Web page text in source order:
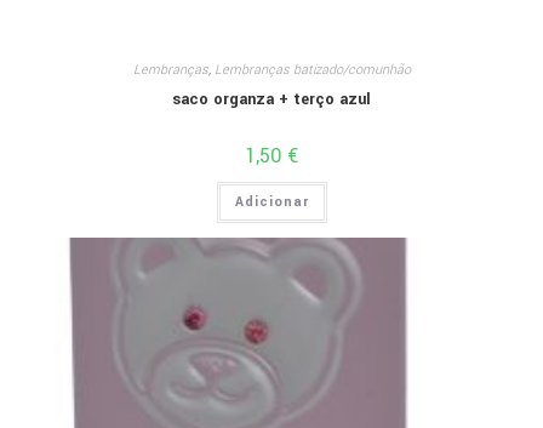
Lembranças, Lembranças batizado/comunhão
saco organza + terço azul
1,50 €
Adicionar